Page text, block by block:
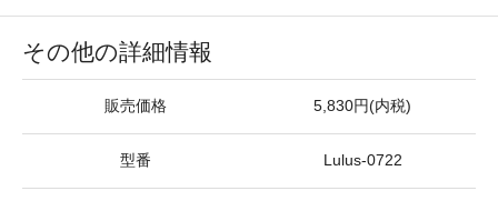
その他の詳細情報
販売価格 5,830円(内税)
型番 Lulus-0722